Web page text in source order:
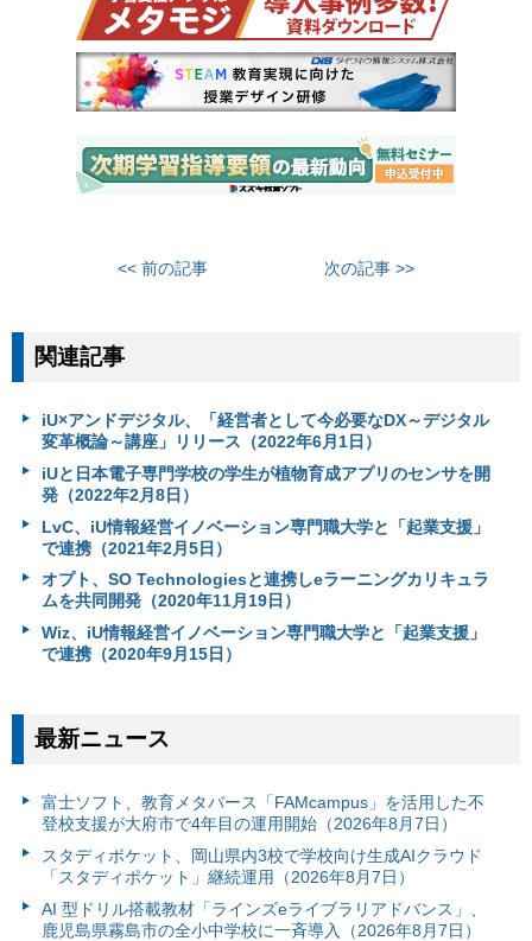
<< 前の記事 次の記事 >>
関連記事
iU×アンドデジタル、「経営者として今必要なDX～デジタル
変革概論～講座」リリース（2022年6月1日）
iUと日本電子専門学校の学生が植物育成アプリのセンサを開
発（2022年2月8日）
LvC、iU情報経営イノベーション専門職大学と「起業支援」
で連携（2021年2月5日）
オプト、SO Technologiesと連携しeラーニングカリキュラ
ムを共同開発（2020年11月19日）
Wiz、iU情報経営イノベーション専門職大学と「起業支援」
で連携（2020年9月15日）
最新ニュース
富⼠ソフト、教育メタバース「FAMcampus」を活用した不
登校支援が大府市で4年目の運用開始（2026年8月7日）
スタディポケット、岡山県内3校で学校向け生成AIクラウド
「スタディポケット」継続運用（2026年8月7日）
AI 型ドリル搭載教材「ラインズeライブラリアドバンス」、
鹿児島県霧島市の全小中学校に一斉導入（2026年8月7日）